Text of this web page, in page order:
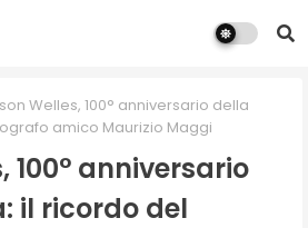
Welles, 100° anniversario della
amico Maurizio Maggi
100° anniversario
il ricordo del